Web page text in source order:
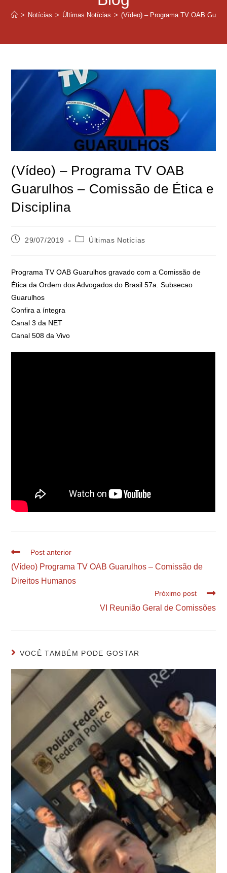
> Notícias > Últimas Notícias > (Vídeo) – Programa TV OAB
(Vídeo) – Programa TV OAB
Guarulhos – Comissão de Ética e
Disciplina
29/07/2019 Últimas Notícias
Programa TV OAB Guarulhos gravado com a Comissão de
Ética da Ordem dos Advogados do Brasil 57a. Subsecao
Guarulhos
Confira a íntegra
Canal 3 da NET
Canal 508 da Vivo
Post anterior
(Vídeo) Programa TV OAB Guarulhos – Comissão de
Direitos Humanos
Próximo post
VI Reunião Geral de Comissões
VOCÊ TAMBÉM PODE GOSTAR